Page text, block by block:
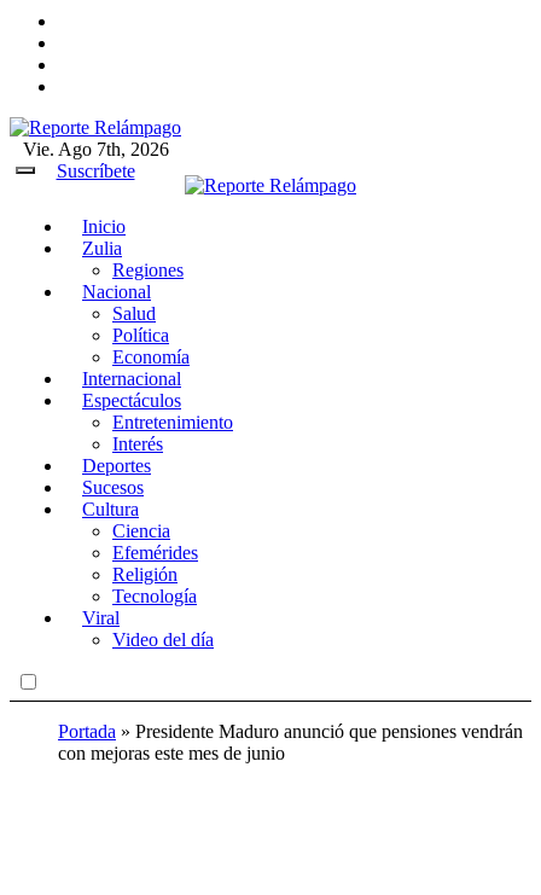
Reporte Relámpago
Claridad y rigor en cada noticia
Vie. Ago 7th, 2026
Suscríbete
Inicio
Zulia
Regiones
Nacional
Salud
Política
Economía
Internacional
Espectáculos
Entretenimiento
Interés
Deportes
Sucesos
Cultura
Ciencia
Efemérides
Religión
Tecnología
Viral
Video del día
Portada » Presidente Maduro anunció que pensiones vendrán
con mejoras este mes de junio